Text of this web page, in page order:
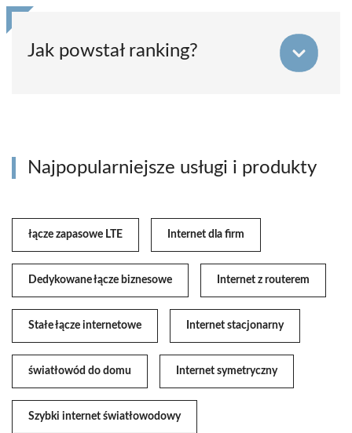
Jak powstał ranking?
Najpopularniejsze usługi i produkty
łącze zapasowe LTE Internet dla firm
Dedykowane łącze biznesowe Internet z routerem
Stałe łącze internetowe Internet stacjonarny
światłowód do domu Internet symetryczny
Szybki internet światłowodowy